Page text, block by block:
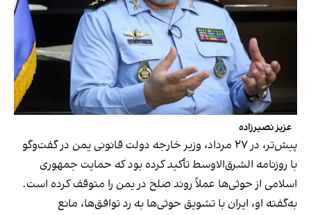
عزیز نصیرزاده
پیش‌تر، در ۲۷ مرداد، وزیر خارجه دولت قانونی یمن در گفت‌وگو
با روزنامه الشرق‌الاوسط تأکید کرده بود که حمایت جمهوری
اسلامی از حوثی‌ها عملاً روند صلح در یمن را متوقف کرده است.
به‌گفته او، ایران با تشویق حوثی‌ها به رد توافق‌ها، مانع